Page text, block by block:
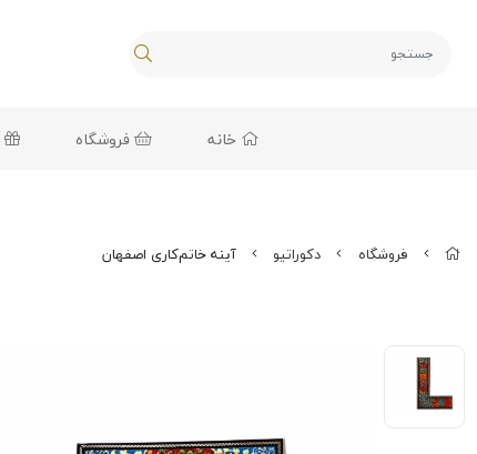
خانه فروشگاه
فروشگاه دکوراتیو آینه خاتم‌کاری اصفهان